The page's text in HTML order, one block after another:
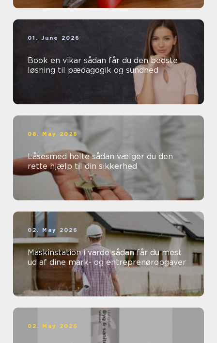
01. June 2026
Book en vikar sådan får du den bedste
løsning til pædagogik og sundhed
08. May 2026
Låsesmed holte sådan vælger du den
rette hjælp til din sikkerhed
02. May 2026
Maskinstation i varde sådan får du mest
ud af dine mark- og entreprenøropgaver
02. May 2026